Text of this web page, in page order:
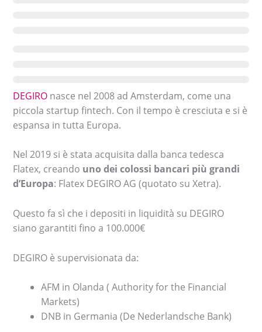
DEGIRO nasce nel 2008 ad Amsterdam, come una
piccola startup fintech. Con il tempo è cresciuta e si è
espansa in tutta Europa.
Nel 2019 si è stata acquisita dalla banca tedesca
Flatex, creando uno dei colossi bancari più grandi
d’Europa: Flatex DEGIRO AG (quotato su Xetra).
Questo fa sì che i depositi in liquidità su DEGIRO
siano garantiti fino a 100.000€
DEGIRO è supervisionata da:
AFM in Olanda ( Authority for the Financial
Markets)
DNB in Germania (De Nederlandsche Bank)